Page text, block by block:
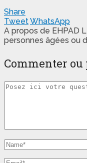
Share
TweetWhatsApp
A propos de EHPAD
personnes âgées ou
Commenter